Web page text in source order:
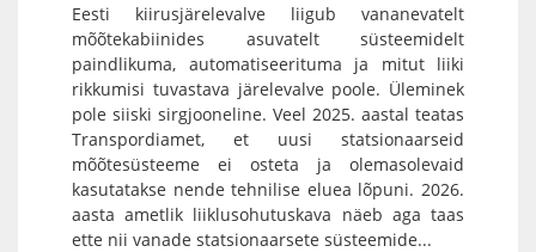
Eesti kiirusjärelevalve liigub vananevatelt
mõõtekabiinides asuvatelt süsteemidelt
paindlikuma, automatiseerituma ja mitut liiki
rikkumisi tuvastava järelevalve poole. Üleminek
pole siiski sirgjooneline. Veel 2025. aastal teatas
Transpordiamet, et uusi statsionaarseid
mõõtesüsteeme ei osteta ja olemasolevaid
kasutatakse nende tehnilise eluea lõpuni. 2026.
aasta ametlik liiklusohutuskava näeb aga taas
ette nii vanade statsionaarsete süsteemide...